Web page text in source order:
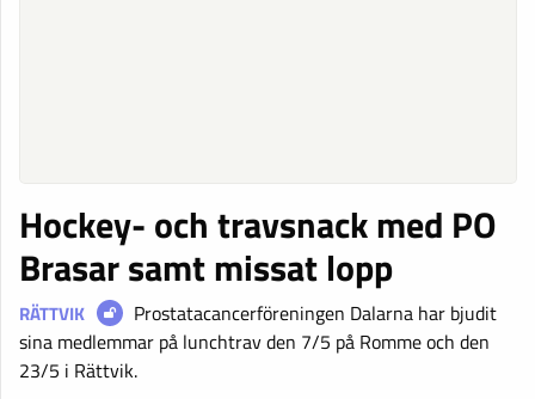
Hockey- och travsnack med PO
Brasar samt missat lopp
RÄTTVIK
Prostatacancerföreningen Dalarna har bjudit
sina medlemmar på lunchtrav den 7/5 på Romme och den
23/5 i Rättvik.